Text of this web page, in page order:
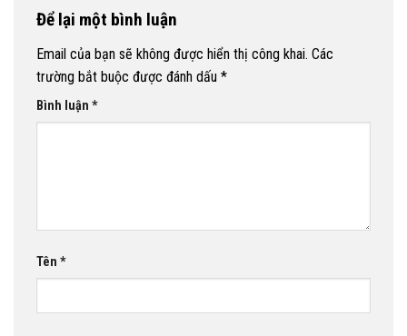
Để lại một bình luận
Email của bạn sẽ không được hiển thị công khai. Các
trường bắt buộc được đánh dấu *
Bình luận *
Tên *